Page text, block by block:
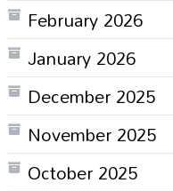
February 2026
January 2026
December 2025
November 2025
October 2025